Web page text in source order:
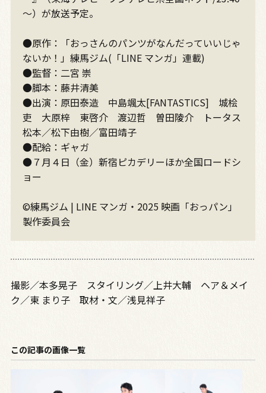
～）が放送予定。
●原作：「おっさんのパンツがなんだっていいじゃ
ないか！」練馬ジム(「LINE マンガ」連載)
●監督：二宮 崇
●脚本：藤井清美
●出演：原田泰造 中島颯太[FANTASTICS] 城桧
吏 大原梓 東啓介 渡辺哲 曽田陵介 トータス
松本／松下由樹／富田靖子
●配給：ギャガ
●７月４日（金）新宿ピカデリーほか全国ロードシ
ョー
©練馬ジム | LINE マンガ・2025 映画「おっパン」
製作委員会
撮影／本多晃子 スタイリング／上井大輔 ヘア＆メイ
ク／東 まり子 取材・文／浅見祥子
この記事の画像一覧